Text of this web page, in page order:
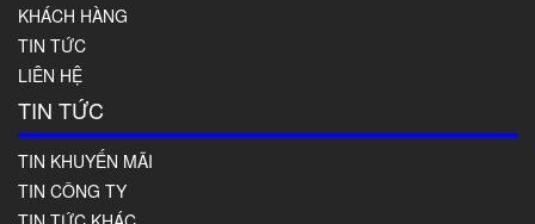
KHÁCH HÀNG
TIN TỨC
LIÊN HỆ
TIN TỨC
TIN KHUYẾN MÃI
TIN CÔNG TY